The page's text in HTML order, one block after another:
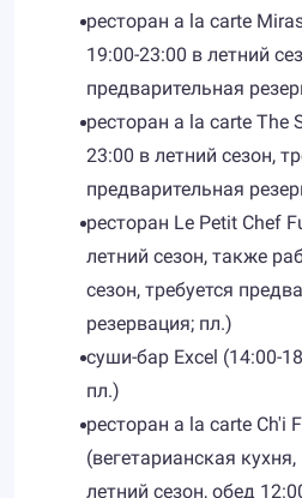
ресторан a la carte
19:00-23:00 в летний
предварительная
ресторан a la carte The
23:00 в летний сезон,
предварительная
ресторан Le Petit Chef
летний сезон, также
сезон, требуется
резервация; пл.)
суши-бар Excel (14:00-
пл.)
ресторан a la carte Ch'i
(вегетарианская
летний сезон, обед